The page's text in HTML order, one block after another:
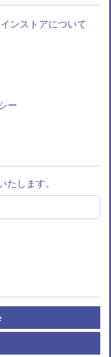
ンストアについて
ー
たします。